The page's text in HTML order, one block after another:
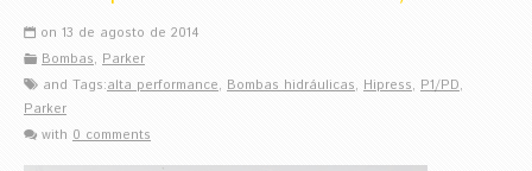
on 13 de agosto de 2014
Bombas, Parker
and Tags:alta performance, Bombas hidráulicas, Hipress, P1/PD,
Parker
with 0 comments